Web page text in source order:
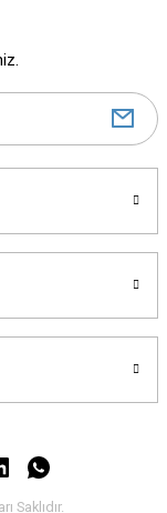
Saklıdır.